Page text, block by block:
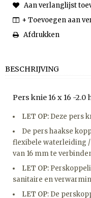
Aan verlanglijst
+ Toevoegen aan
Afdrukken
BESCHRIJVING
Pers knie 16 x 16 -
LET OP: Deze pers
De pers haakse
flexibele waterleiding
van 16 mm te
LET OP:
sanitaire en
LET OP: De